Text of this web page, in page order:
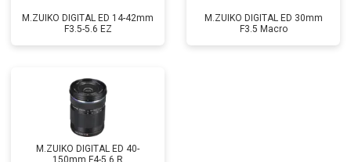
M.ZUIKO DIGITAL ED 14-42mm
F3.5-5.6 EZ
M.ZUIKO DIGITAL ED 30mm
F3.5 Macro
M.ZUIKO DIGITAL ED 40-
150mm F4-5.6 R